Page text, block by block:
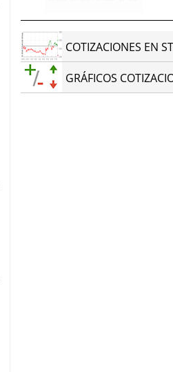
COTIZACIONES EN
GRÁFICOS